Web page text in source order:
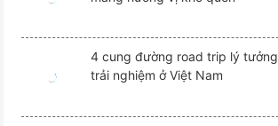
4 cung đường road trip lý tưởng
trải nghiệm ở Việt Nam